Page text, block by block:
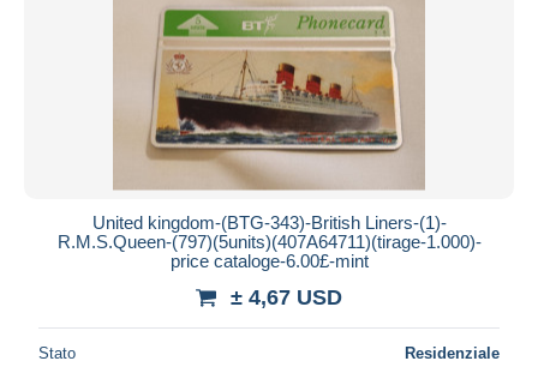
United kingdom-(BTG-343)-British Liners-(1)-
R.M.S.Queen-(797)(5units)(407A64711)(tirage-1.000)-
price cataloge-6.00£-mint
± 4,67 USD
Stato Residenziale